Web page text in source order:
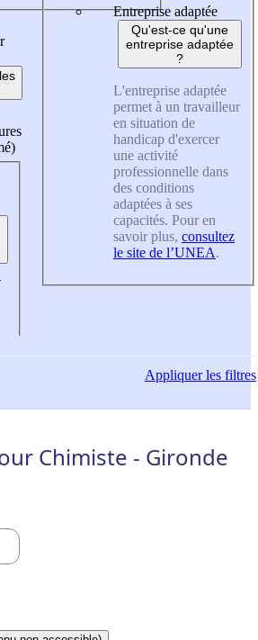
Entreprise adaptée
Qu'est-ce qu'une
entreprise adaptée
?
L'entreprise adaptée
permet à un travailleur
en situation de
handicap d'exercer
une activité
professionnelle dans
des conditions
adaptées à ses
capacités. Pour en
savoir plus, consultez
le site de l’UNEA.
Appliquerles filtres
Chimiste - Gironde